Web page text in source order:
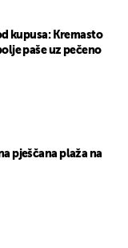
kupusa: Kremasto
paše uz pečeno
pješčana plaža na